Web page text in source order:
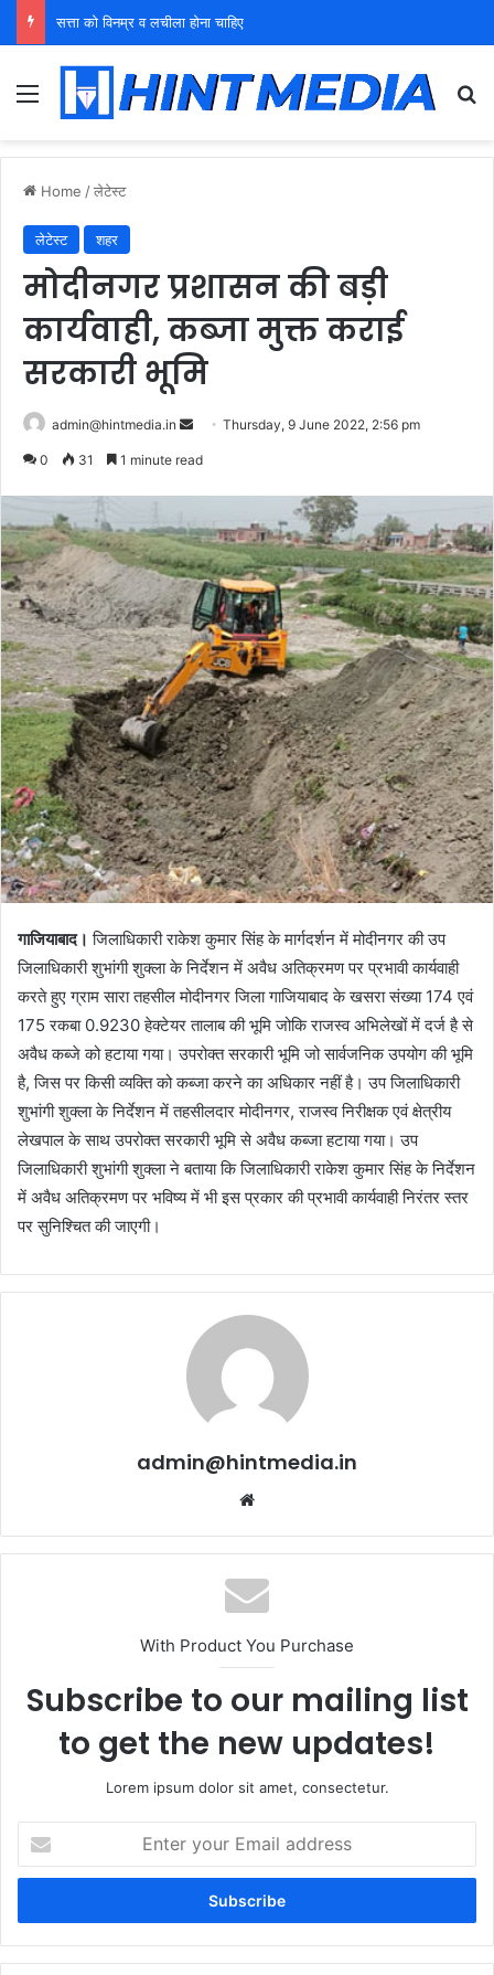
सत्ता को विनम्र व लचीला होना चाहिए
Menu
Home /लेटेस्ट
लेटेस्ट शहर
मोदीनगर प्रशासन की बड़ी
कार्यवाही, कब्जा मुक्त कराई
सरकारी भूमि
admin@hintmedia.in
SendThursday, 9 June 2022, 2:56 pm
0 31 1 minute read
गाजियाबाद। जिलाधिकारी राकेश कुमार सिंह के मार्गदर्शन में मोदीनगर की उप
जिलाधिकारी शुभांगी शुक्ला के निर्देशन में अवैध अतिक्रमण पर प्रभावी कार्यवाही
करते हुए ग्राम सारा तहसील मोदीनगर जिला गाजियाबाद के खसरा संख्या 174 एवं
175 रकबा 0.9230 हेक्टेयर तालाब की भूमि जोकि राजस्व अभिलेखों में दर्ज है से
अवैध कब्जे को हटाया गया। उपरोक्त सरकारी भूमि जो सार्वजनिक उपयोग की भूमि
है, जिस पर किसी व्यक्ति को कब्जा करने का अधिकार नहीं है। उप जिलाधिकारी
शुभांगी शुक्ला के निर्देशन में तहसीलदार मोदीनगर, राजस्व निरीक्षक एवं क्षेत्रीय
लेखपाल के साथ उपरोक्त सरकारी भूमि से अवैध कब्जा हटाया गया। उप
जिलाधिकारी शुभांगी शुक्ला ने बताया कि जिलाधिकारी राकेश कुमार सिंह के निर्देशन
में अवैध अतिक्रमण पर भविष्य में भी इस प्रकार की प्रभावी कार्यवाही निरंतर स्तर
पर सुनिश्चित की जाएगी।
admin@hintmedia.in
With Product You Purchase
Subscribe to our mailing list
to get the new updates!
Lorem ipsum dolor sit amet, consectetur.
your
Email